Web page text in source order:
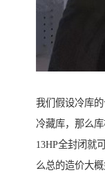
我们假设冷库
冷藏库，那么
13HP全封闭就
么总的造价大概